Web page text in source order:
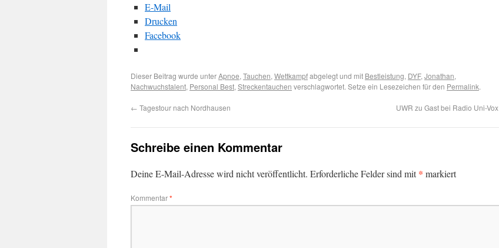
E-Mail
Drucken
Facebook
Dieser Beitrag wurde unterApnoe, Tauchen, Wettkampfabgelegt und mit Bestleistung, DYF, Jonathan,
Nachwuchstalent, Personal Best, Streckentauchen verschlagwortet. Setze ein Lesezeichen für den Permalink.
← Tagestour nach Nordhausen UWR zu Gast bei Radio Uni-Vox
Schreibe einen Kommentar
Deine E-Mail-Adresse wird nicht veröffentlicht. Erforderliche Felder sind mit* markiert
Kommentar*